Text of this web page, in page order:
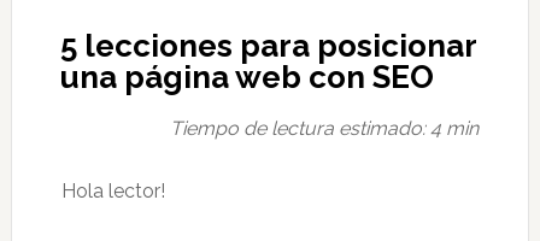
5 lecciones para posicionar
una página web con SEO
​Tiempo de lectura estimado: 4 min
Hola lector!